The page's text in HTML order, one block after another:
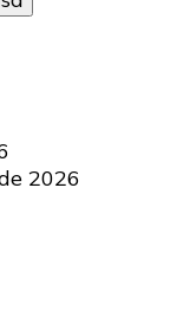
2026